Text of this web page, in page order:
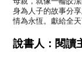
身為人子的故事分
情為永恆。獻給全
說書人：閱讀